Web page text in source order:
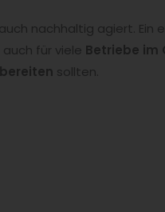
nachhaltig agiert. Ein
für viele Betriebe im
sollten.